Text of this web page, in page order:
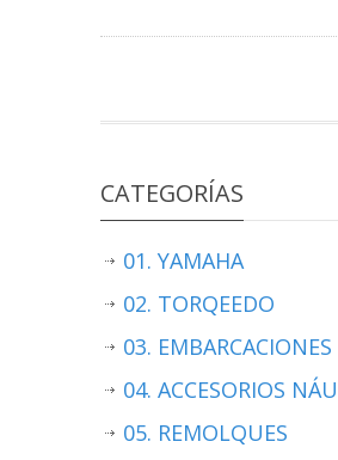
CATEGORÍAS
01. YAMAHA
02. TORQEEDO
03. EMBARCACIONES
04. ACCESORIOS
05. REMOLQUES